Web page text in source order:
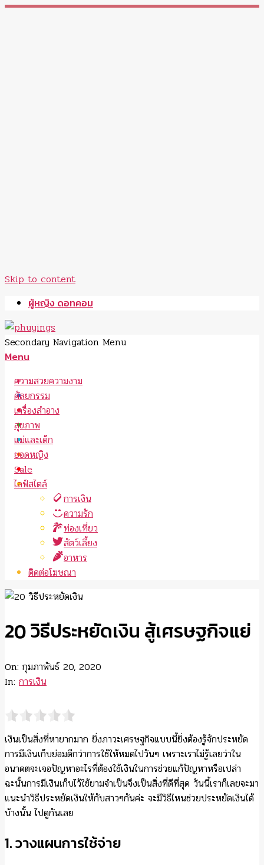
Skip to content
ผู้หญิง ดอทคอม
Secondary Navigation Menu
Menu
ความสวยความงาม
ศัลยกรรม
เครื่องสำอาง
สุขภาพ
แม่และเด็ก
ยอดหญิง
Sale
ไลฟ์สไตล์
การเงิน
ความรัก
ท่องเที่ยว
สัตว์เลี้ยง
อาหาร
ติดต่อโฆษณา
20 วิธีประหยัดเงิน สู้เศรษฐกิจแย่
On: กุมภาพันธ์ 20, 2020
In: การเงิน
เงินเป็นสิ่งที่หายากมาก ยิ่งภาวะเศรษฐกิจแบบนี้ยิ่งต้องรู้จักประหยัด
การมีเงินเก็บย่อมดีกว่าการใช้ให้หมดไปวันๆ เพราะเราไม่รู้เลยว่าใน
อนาคตจะเจอปัญหาอะไรที่ต้องใช้เงินในการช่วยแก้ปัญหาหรือเปล่า
ฉะนั้นการมีเงินเก็บไว้ใช้ยามจำเป็นจึงเป็นสิ่งที่ดีที่สุด วันนี้เราก็เลยจะมา
แนะนำวิธีประหยัดเงินให้กับสาวๆกันค่ะ จะมีวิธีไหนช่วยประหยัดเงินได้
บ้างนั้น ไปดูกันเลย
1. วางแผนการใช้จ่าย